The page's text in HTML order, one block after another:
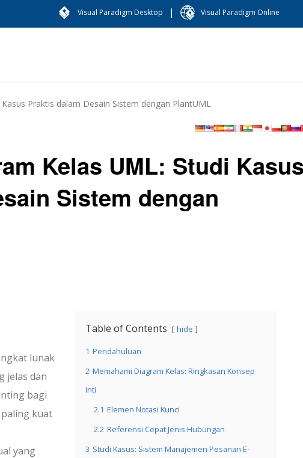
Visual Paradigm Desktop | Visual Paradigm Online
Praktis dalam Desain Sistem dengan PlantUML
Kelas UML: Studi Kasus
Sistem dengan
Table of Contents hide
1 Pendahuluan
2 Memahami Diagram Kelas: Ringkasan Konsep
Inti
2.1 Elemen Notasi Kunci
2.2 Referensi Cepat Jenis Hubungan
3 Studi Kasus: Sistem Manajemen Pesanan E-
lunak
jelas dan
bagi
kuat
yang